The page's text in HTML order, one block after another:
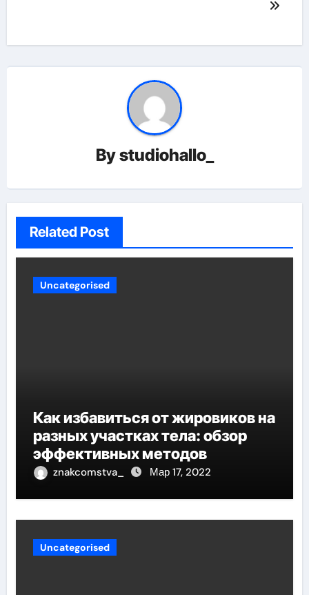
Bystudiohallo_
Related Post
Uncategorised
Как избавиться от жировиков на
разных участках тела: обзор
эффективных методов
znakcomstva_ Мар 17, 2022
Uncategorised